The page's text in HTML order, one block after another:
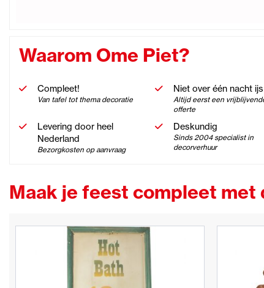
Waarom Ome Piet?
Compleet!
Van tafel tot thema decoratie
Niet over één nacht ijs
Altijd eerst een
offerte
Levering door heel
Nederland
Bezorgkosten op aanvraag
Deskundig
Sinds 2004 specialist in
decorverhuur
Maak je feest compleet met